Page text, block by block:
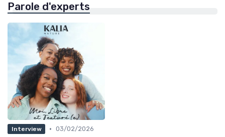
Parole d'experts
Interview • 03/02/2026